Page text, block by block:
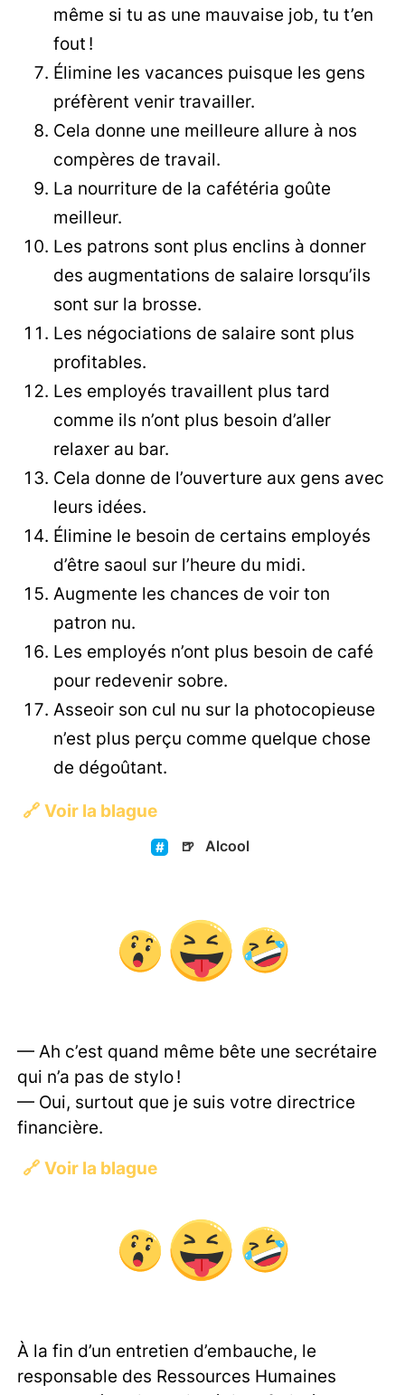
même si tu as une mauvaise job, tu t’en
fout !
Élimine les vacances puisque les gens
préfèrent venir travailler.
Cela donne une meilleure allure à nos
compères de travail.
La nourriture de la cafétéria goûte
meilleur.
Les patrons sont plus enclins à donner
des augmentations de salaire lorsqu’ils
sont sur la brosse.
Les négociations de salaire sont plus
profitables.
Les employés travaillent plus tard
comme ils n’ont plus besoin d’aller
relaxer au bar.
Cela donne de l’ouverture aux gens avec
leurs idées.
Élimine le besoin de certains employés
d’être saoul sur l’heure du midi.
Augmente les chances de voir ton
patron nu.
Les employés n’ont plus besoin de café
pour redevenir sobre.
Asseoir son cul nu sur la photocopieuse
n’est plus perçu comme quelque chose
de dégoûtant.
🔗 Voir la blague
🍺 Alcool
— Ah c’est quand même bête une secrétaire
qui n’a pas de stylo !
— Oui, surtout que je suis votre directrice
financière.
🔗 Voir la blague
À la fin d’un entretien d’embauche, le
responsable des Ressources Humaines